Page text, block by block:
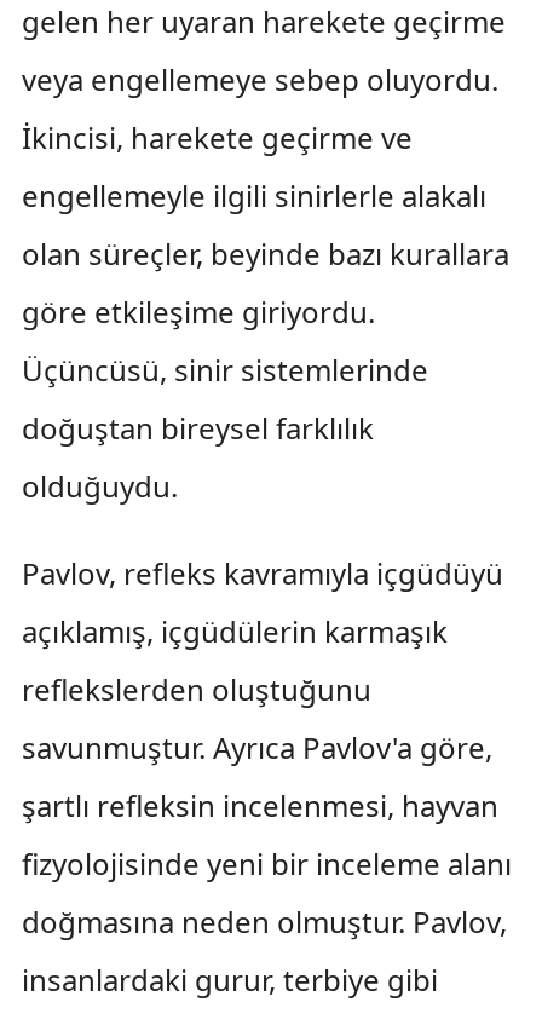
gelen her uyaran harekete geçirme
veya engellemeye sebep oluyordu.
İkincisi, harekete geçirme ve
engellemeyle ilgili sinirlerle alakalı
olan süreçler, beyinde bazı kurallara
göre etkileşime giriyordu.
Üçüncüsü, sinir sistemlerinde
doğuştan bireysel farklılık
olduğuydu.
Pavlov, refleks kavramıyla içgüdüyü
açıklamış, içgüdülerin karmaşık
reflekslerden oluştuğunu
savunmuştur. Ayrıca Pavlov'a göre,
şartlı refleksin incelenmesi, hayvan
fizyolojisinde yeni bir inceleme alanı
doğmasına neden olmuştur. Pavlov,
insanlardaki gurur, terbiye gibi